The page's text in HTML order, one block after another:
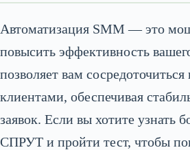
Автоматизация SMM — это
повысить эффективность
позволяет вам сосредоточиться
клиентами, обеспечивая
заявок. Если вы хотите узнать
СПРУТ и пройти тест, чтобы